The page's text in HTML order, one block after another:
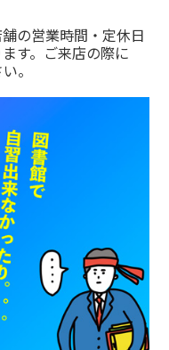
の営業時間・定休日
す。ご来店の際に
。